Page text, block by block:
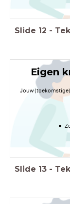
Slide 12 -
Eigen
Jouw
Slide 13 -